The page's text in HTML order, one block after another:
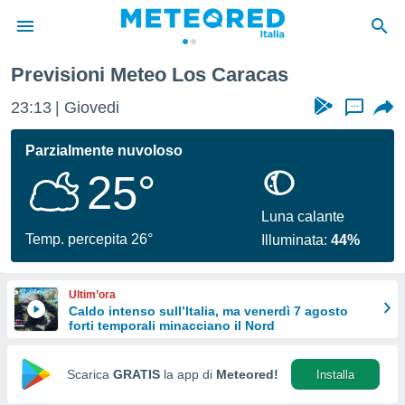
di
per
le
di
Web
Previsioni Meteo Los Caracas
23:13 Giovedi ...
Parzialmente nuvoloso
25°
Temp. percepita 26°
Luna calante
Illuminata:44%
Ultim’ora
Caldo intenso sull’Italia, ma venerdì 7 agosto
forti temporali minacciano il Nord
Scarica GRATIS la app di Meteored! Installa